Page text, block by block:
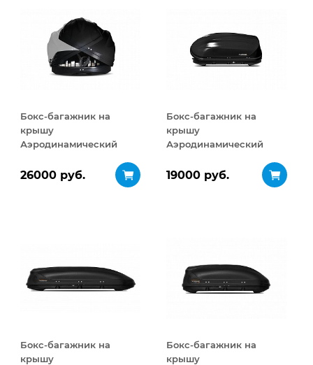
Бокс-багажник на
крышу
Аэродинамический
ДВУСТОРОННЕЕ
26000 руб.
Бокс-багажник на
крышу
Аэродинамический
ДВУСТОРОННЕЕ
19000 руб.
Бокс-багажник на
крышу
Бокс-багажник на
крышу